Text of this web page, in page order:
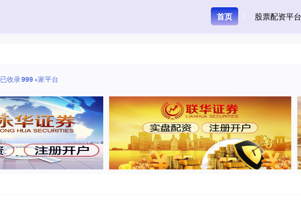
首页 股票配资平台
已收录999+家平台